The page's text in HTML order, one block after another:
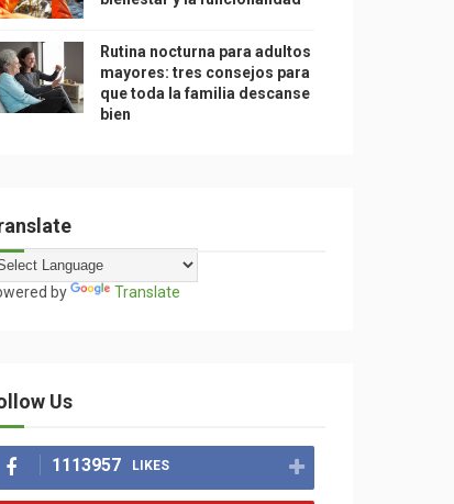
Rutina nocturna para adultos
mayores: tres consejos para
que toda la familia descanse
bien
by Translate
Us
1113957 LIKES